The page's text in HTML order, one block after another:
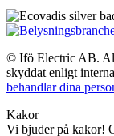
© Ifö Electric AB.
skyddat enligt
behandlar dina
Kakor
Vi bjuder på kakor!